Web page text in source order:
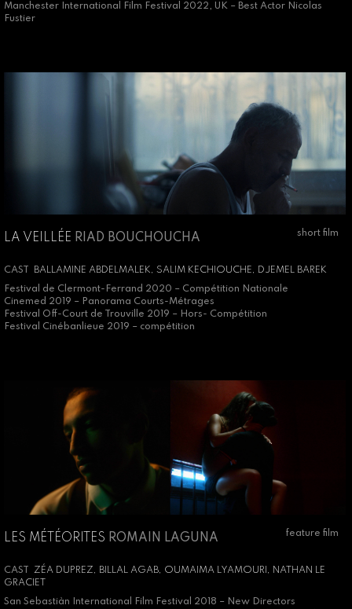
Manchester International Film Festival 2022, UK – Best Actor Nicolas
Fustier
LA VEILLÉE RIAD BOUCHOUCHA short film
CAST
BALLAMINE ABDELMALEK, SALIM KECHIOUCHE, DJEMEL BAREK
Festival de Clermont-Ferrand 2020 – Compétition Nationale
Cinemed 2019 – Panorama Courts-Métrages
Festival Off-Court de Trouville 2019 – Hors- Compétition
Festival Cinébanlieue 2019 – compétition
LES MÉTÉORITES ROMAIN LAGUNA feature film
CAST
ZÉA DUPREZ, BILLAL AGAB, OUMAIMA LYAMOURI, NATHAN LE
GRACIET
San Sebastiàn International Film Festival 2018 – New Directors